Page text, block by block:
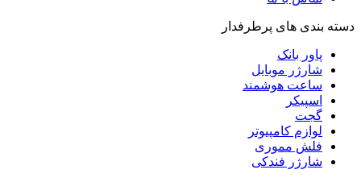
دسته بندی های پرطرفدار
پاور بانک
شارژر موبایل
ساعت هوشمند
اسپیکر
گجت
لوازم کامپیوتر
فلش مموری
شارژر فندکی